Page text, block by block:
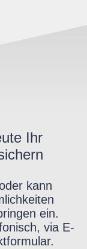
Ihr
kann
ein.
via E-